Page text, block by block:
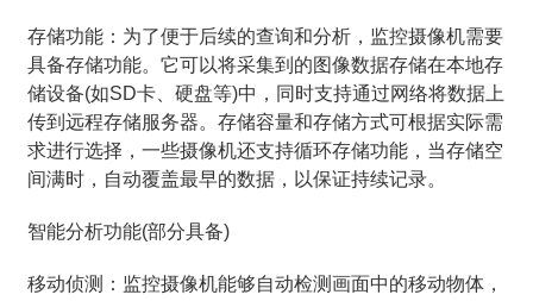
存储功能：为了便于后续的查询和分析，监控摄像机需要
具备存储功能。它可以将采集到的图像数据存储在本地存
储设备(如SD卡、硬盘等)中，同时支持通过网络将数据上
传到远程存储服务器。存储容量和存储方式可根据实际需
求进行选择，一些摄像机还支持循环存储功能，当存储空
间满时，自动覆盖最早的数据，以保证持续记录。
智能分析功能(部分具备)
移动侦测：监控摄像机能够自动检测画面中的移动物体，